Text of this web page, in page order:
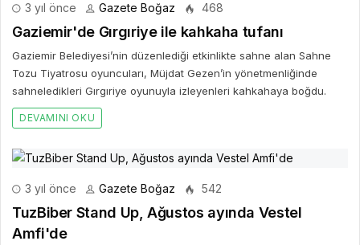
3 yıl önce Gazete Boğaz 468
Gaziemir'de Gırgıriye ile kahkaha tufanı
Gaziemir Belediyesi’nin düzenlediği etkinlikte sahne alan Sahne
Tozu Tiyatrosu oyuncuları, Müjdat Gezen’in yönetmenliğinde
sahneledikleri Gırgıriye oyunuyla izleyenleri kahkahaya boğdu.
DEVAMINI OKU
3 yıl önce Gazete Boğaz 542
TuzBiber Stand Up, Ağustos ayında Vestel
Amfi'de